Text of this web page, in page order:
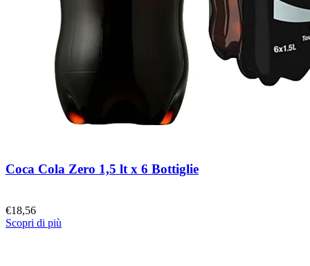
Coca Cola Zero 1,5 lt x 6 Bottiglie
€18,56
Scopri di più